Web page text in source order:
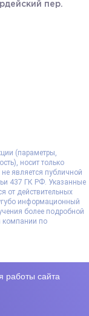
пер.
(параметры,
носит только
является публичной
437 ГК РФ. Указанные
от действительных
информационный
более подробной
компании по
работы сайта